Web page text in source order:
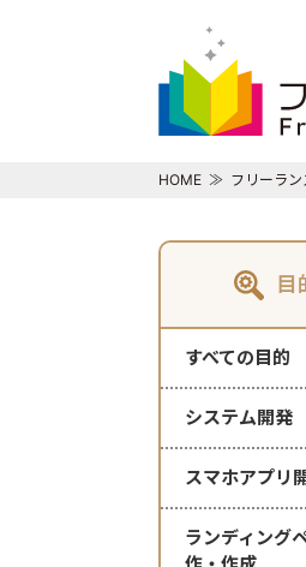
HOME フリーラ
目
すべての目的
システム開発
スマホアプリ
ランディング